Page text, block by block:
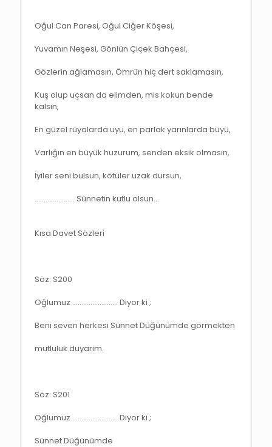
Oğul Can Paresi, Oğul Ciğer Köşesi,
Yuvamın Neşesi, Gönlün Çiçek Bahçesi,
Gözlerin ağlamasın, Ömrün hiç dert saklamasın,
Kuş olup uçsan da elimden, mis kokun bende
kalsın,
En güzel rüyalarda uyu, en parlak yarınlarda büyü,
Varlığın en büyük huzurum, senden eksik olmasın,
İyiler seni bulsun, kötüler uzak dursun,
…………………. Sünnetin kutlu olsun…
Kısa Davet Sözleri
Söz: S200
Oğlumuz ……………………. Diyor ki ;
Beni seven herkesi Sünnet Düğünümde görmekten
mutluluk duyarım.
Söz: S201
Oğlumuz ……………………. Diyor ki ;
Sünnet Düğünümde